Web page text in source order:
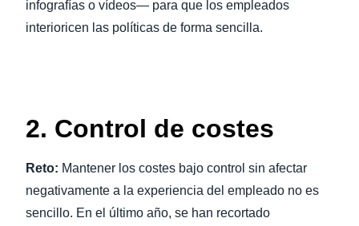
infografías o vídeos— para que los empleados
interioricen las políticas de forma sencilla.
2. Control de costes
Reto: Mantener los costes bajo control sin afectar
negativamente a la experiencia del empleado no es
sencillo. En el último año, se han recortado